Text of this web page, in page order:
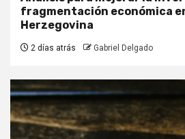
fragmentación económica
Herzegovina
2 días atrás Gabriel Delgado